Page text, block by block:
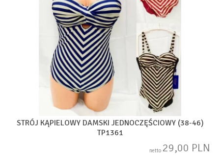
STRÓJ KĄPIELOWY DAMSKI JEDNOCZĘŚCIOWY (38-46)
TP1361
netto 29,00 PLN